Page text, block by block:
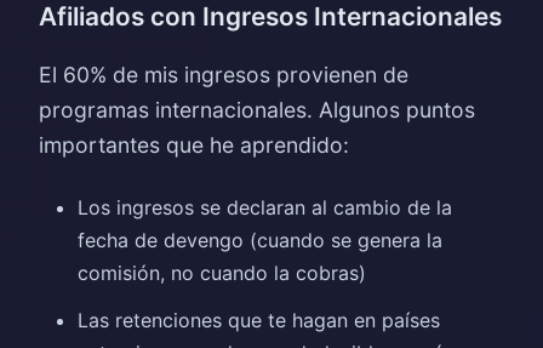
Afiliados con Ingresos Internacionales
El 60% de mis ingresos provienen de
programas internacionales. Algunos puntos
importantes que he aprendido:
Los ingresos se declaran al cambio de la
fecha de devengo (cuando se genera la
comisión, no cuando la cobras)
Las retenciones que te hagan en países